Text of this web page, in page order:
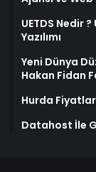
UETDS Nedir
Yazılımı
Yeni Dünya
Hakan Fidan
Hurda
Datahost İle